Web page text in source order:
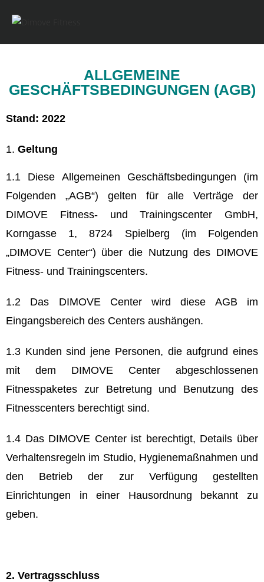
ALLGEMEINE
GESCHÄFTSBEDINGUNGEN (AGB)
Stand: 2022
Geltung
1.1 Diese Allgemeinen Geschäftsbedingungen (im
Folgenden „AGB“) gelten für alle Verträge der
DIMOVE Fitness- und Trainingscenter GmbH,
Korngasse 1, 8724 Spielberg (im Folgenden
„DIMOVE Center“) über die Nutzung des DIMOVE
Fitness- und Trainingscenters.
1.2 Das DIMOVE Center wird diese AGB im
Eingangsbereich des Centers aushängen.
1.3 Kunden sind jene Personen, die aufgrund eines
mit dem DIMOVE Center abgeschlossenen
Fitnesspaketes zur Betretung und Benutzung des
Fitnesscenters berechtigt sind.
1.4 Das DIMOVE Center ist berechtigt, Details über
Verhaltensregeln im Studio, Hygienemaßnahmen und
den Betrieb der zur Verfügung gestellten
Einrichtungen in einer Hausordnung bekannt zu
geben.
2. Vertragsschluss